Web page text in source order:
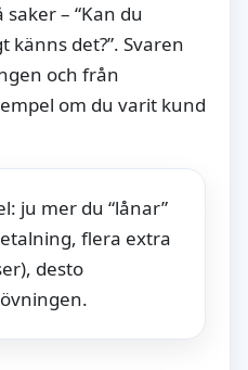
– “Kan du
känns det?”. Svaren
och från
om du varit kund
ju mer du “lånar”
flera extra
desto